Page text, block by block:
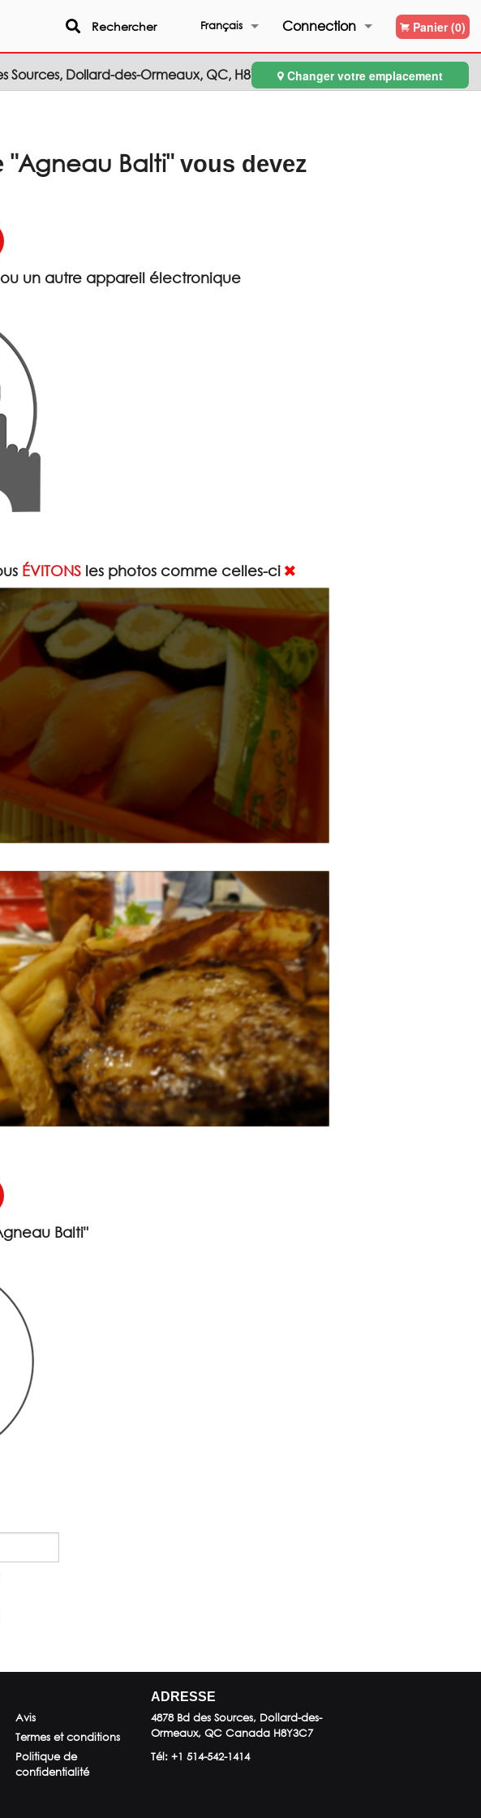
Français
Français
Connection
Inscription
Panier (0)
Rechercher
Sources, Dollard-des-Ormeaux, QC, H8Y3C7 Changer votre emplacement
"Agneau Balti"vous devez
un autre appareil électronique
ÉVITONSles photos comme celles-ci
Balti"
Avis
Termes et conditions
Politique de
confidentialité
ADRESSE
4878 Bd des Sources, Dollard-des-
Ormeaux, QC Canada H8Y3C7
Tél: +1 514-542-1414